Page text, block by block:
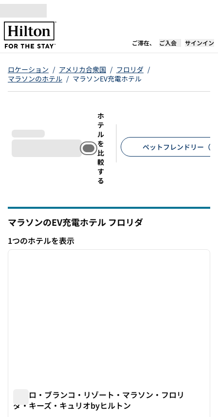
コンテンツに移動
ご滞在、 新しいタブで開
ご入会 サインイン
ロケーション / アメリカ合衆国 / フロリダ /
マラソンのホテル / マラソンEV充電ホテル
ホ
テ
ル
を
比
較
す
る
ペットフレンドリー（1
マラソンのEV充電ホテル フロリダ
1つのホテルを表示
1つのホテルを表示
1/12
次の
ファロ・ブランコ・リゾート・マラソン・フロリ
ダ・キーズ・キュリオbyヒルトン